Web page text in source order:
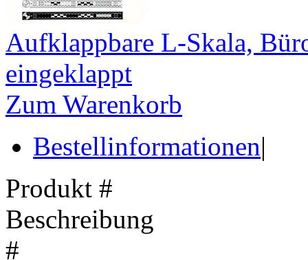
Aufklappbare L-Skala,
eingeklappt
Zum Warenkorb
Bestellinformationen|
Produkt #
Beschreibung
#